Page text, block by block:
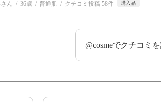
ん 36歳 普通肌 クチコミ投稿 58件 購入品
@cosmeでクチコミ